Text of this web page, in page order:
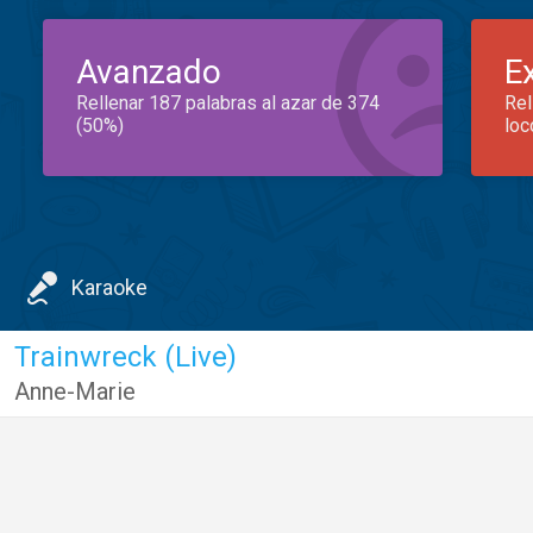
Avanzado
Rellenar 187 palabras al azar de 374
(50%)
Karaoke
Trainwreck (Live)
Anne-Marie